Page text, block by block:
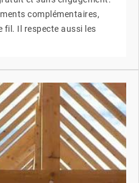
complémentaires,
fil. Il respecte aussi les